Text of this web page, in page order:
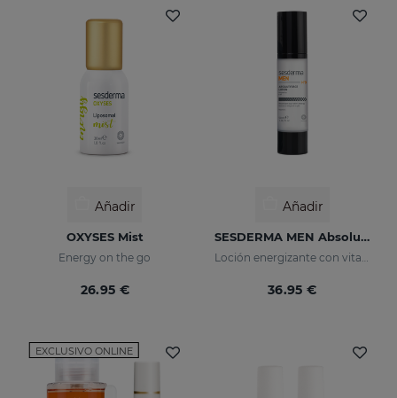
Añadir
OXYSES Mist
Energy on the go
26.95 €
Añadir
SESDERMA MEN Absolute Force Lotion
Loción energizante con vitamina C
36.95 €
EXCLUSIVO ONLINE